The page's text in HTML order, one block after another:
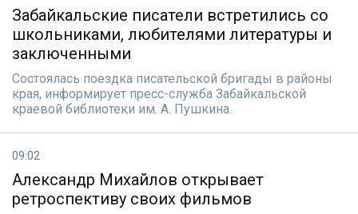
Забайкальские писатели встретились со
школьниками, любителями литературы и
заключенными
Состоялась поездка писательской бригады в районы
края, информирует пресс-служба Забайкальской
краевой библиотеки им. А. Пушкина.
09:02
Александр Михайлов открывает
ретроспективу своих фильмов